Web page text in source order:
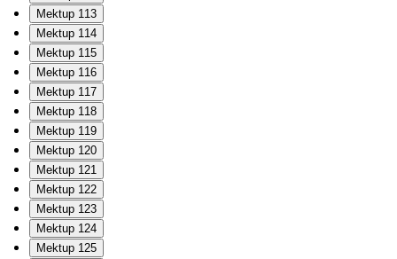
Mektup 113
Mektup 114
Mektup 115
Mektup 116
Mektup 117
Mektup 118
Mektup 119
Mektup 120
Mektup 121
Mektup 122
Mektup 123
Mektup 124
Mektup 125